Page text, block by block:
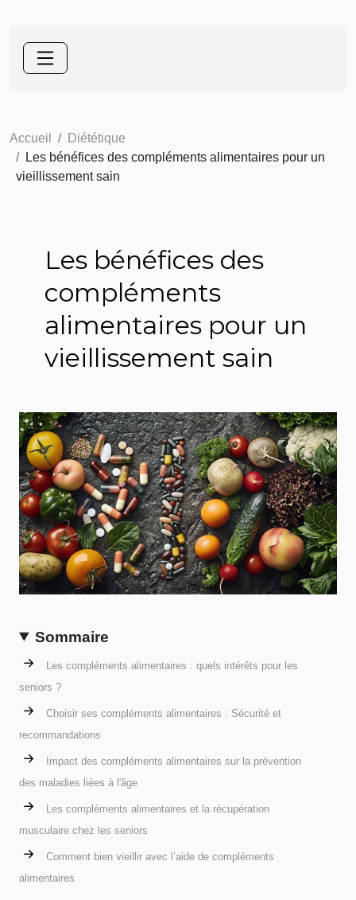
Accueil
Diététique
Les bénéfices des compléments alimentaires pour un
vieillissement sain
Les bénéfices des
compléments
alimentaires pour un
vieillissement sain
Sommaire
Les compléments alimentaires : quels intérêts pour les
seniors ?
Choisir ses compléments alimentaires : Sécurité et
recommandations
Impact des compléments alimentaires sur la prévention
des maladies liées à l'âge
Les compléments alimentaires et la récupération
musculaire chez les seniors
Comment bien vieillir avec l’aide de compléments
alimentaires